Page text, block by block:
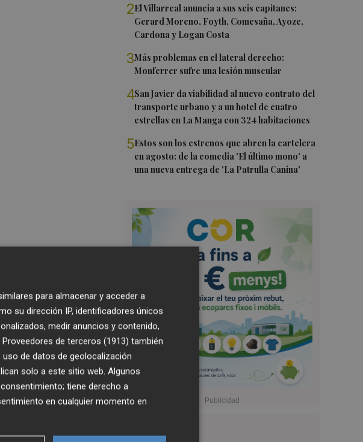
2El Villarreal anuncia a sus seis capitanes:
Gerard Moreno, Foyth, Comesaña, Ayoze,
Cardona y Logan Costa
3Más problemas en el lateral derecho:
Monferrer sufre una lesión muscular
4San Javier da viabilidad al nuevo contrato del
transporte urbano y a un hotel de cuatro
estrellas en La Manga con 324 habitaciones
5Estos son los estrenos que abren la cartelera
en agosto: de la comedia 'El último mono' a
una nueva entrega de 'La Patrulla Canina'
para almacenar y acceder a
su dirección IP, identificadores únicos
medir anuncios y contenido,
Proveedores de terceros (1913) también
de datos de geolocalización
solo a este sitio web. Algunos
tiene derecho a
en cualquier momento en